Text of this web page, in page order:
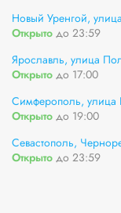
Новый Уренгой,
Открыто до 23:59
Ярославль, улица
Открыто до 17:00
Симферополь, улица
Открыто до 19:00
Севастополь,
Открыто до 23:59